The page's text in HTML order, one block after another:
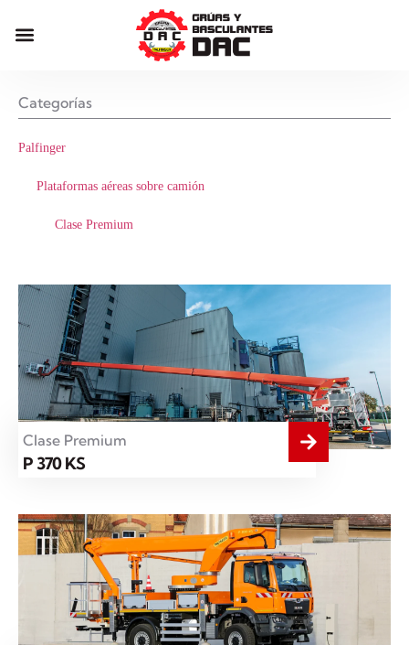
Categorías
Palfinger
Plataformas aéreas sobre camión
Clase Premium
Clase Premium
P 370 KS